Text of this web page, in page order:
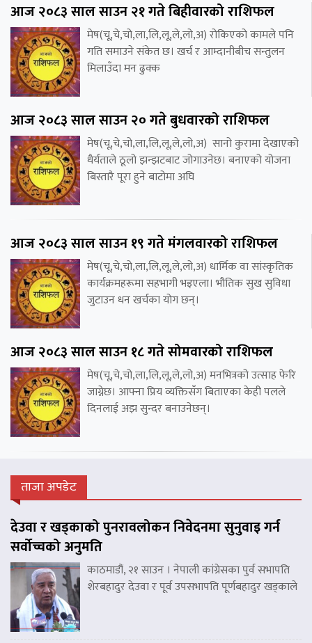
आज २०८३ साल साउन २१ गते बिहीवारको राशिफल
मेष(चू,चे,चो,ला,लि,लू,ले,लो,अ) रोकिएको कामले पनि
गति समाउने संकेत छ। खर्च र आम्दानीबीच सन्तुलन
मिलाउँदा मन ढुक्क
आज २०८३ साल साउन २० गते बुधवारको राशिफल
मेष(चू,चे,चो,ला,लि,लू,ले,लो,अ) सानो कुरामा देखाएको
धैर्यताले ठूलो झन्झटबाट जोगाउनेछ। बनाएको योजना
बिस्तारै पूरा हुने बाटोमा अघि
आज २०८३ साल साउन १९ गते मंगलवारको राशिफल
मेष(चू,चे,चो,ला,लि,लू,ले,लो,अ) धार्मिक वा सांस्कृतिक
कार्यक्रमहरूमा सहभागी भइएला। भौतिक सुख सुविधा
जुटाउन धन खर्चका योग छन्।
आज २०८३ साल साउन १८ गते सोमवारको राशिफल
मेष(चू,चे,चो,ला,लि,लू,ले,लो,अ) मनभित्रको उत्साह फेरि
जाग्नेछ। आफ्ना प्रिय व्यक्तिसँग बिताएका केही पलले
दिनलाई अझ सुन्दर बनाउनेछन्।
ताजा अपडेट
देउवा र खड्काको पुनरावलोकन निवेदनमा सुनुवाइ गर्न
सर्वोच्चको अनुमति
काठमाडौं, २१ साउन । नेपाली कांग्रेसका पुर्व सभापति
शेरबहादुर देउवा र पूर्व उपसभापति पूर्णबहादुर खड्काले